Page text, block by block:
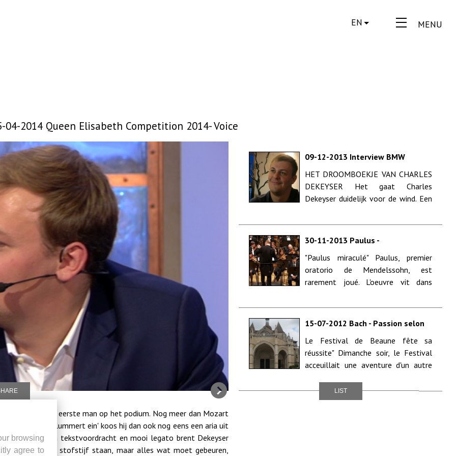
MENU
EN
04-2014 Queen Elisabeth Competition 2014- Voice
09-12-2013 Interview BMW
droomboekje van Charles
Dekeyser
HET DROOMBOEKJE VAN CHARLES
DEKEYSER Het gaat Charles
Dekeyser duidelijk voor de wind. Een
de jonge Gent...
30-11-2013 Paulus -
Festival The Romantics - Flagey -
Brussels Philharmonic - Vlaams
radio koor - Octopus symfonisch
Volmer
"Paulus miraculé" Paulus, premier
oratorio de Mendelssohn, est
rarement joué. L'oeuvre vit dans
15-07-2012 Bach - Passion selon
Les Musiciens du Louvre -
Basilique Notre-Dame - Beaune -
15/07/12
Le Festival de Beaune fête sa
réussite" Dimanche soir, le Festival
acceuillait une aventure d'un autre
LIST
eindelijk de eerste man op het podium. Nog meer dan Mozart
Met 'Schlummert ein' koos hij dan ook nog eens een aria uit
gedragen tekstvoordracht en mooi legato brent Dekeyser
blijft dan ook stofstijf staan, maar alles wat moet gebeuren,
browsing
agree to